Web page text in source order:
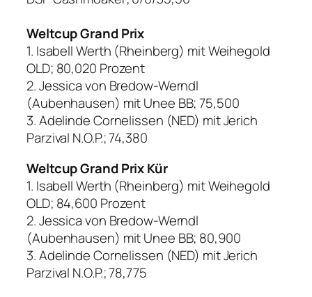
Weltcup Grand Prix
1. Isabell Werth (Rheinberg) mit Weihegold
OLD; 80,020 Prozent
2. Jessica von Bredow-Werndl
(Aubenhausen) mit Unee BB; 75,500
3. Adelinde Cornelissen (NED) mit Jerich
Parzival N.O.P.; 74,380
Weltcup Grand Prix Kür
1. Isabell Werth (Rheinberg) mit Weihegold
OLD; 84,600 Prozent
2. Jessica von Bredow-Werndl
(Aubenhausen) mit Unee BB; 80,900
3. Adelinde Cornelissen (NED) mit Jerich
Parzival N.O.P.; 78,775